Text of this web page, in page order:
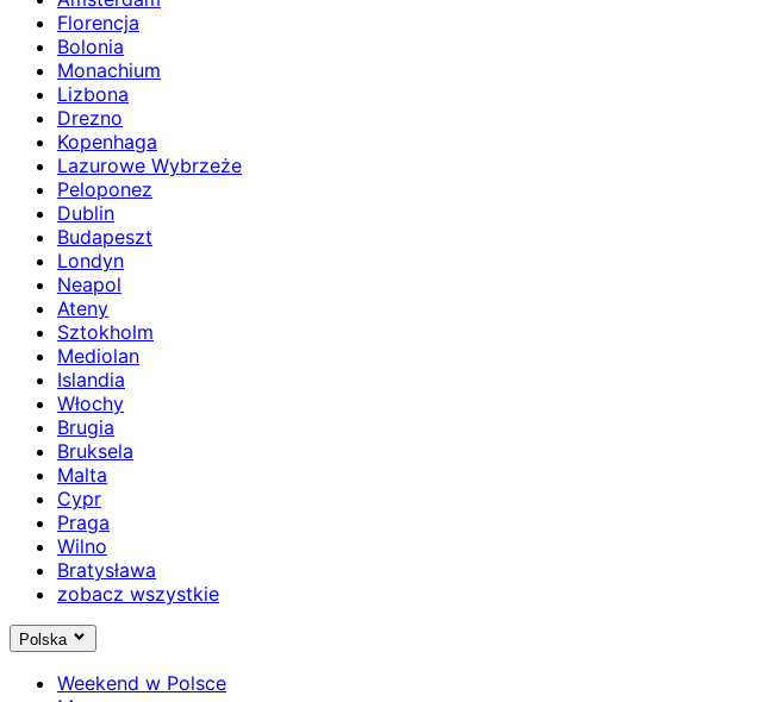
Florencja
Bolonia
Monachium
Lizbona
Drezno
Kopenhaga
Lazurowe Wybrzeże
Peloponez
Dublin
Budapeszt
Londyn
Neapol
Ateny
Sztokholm
Mediolan
Islandia
Włochy
Brugia
Bruksela
Malta
Cypr
Praga
Wilno
Bratysława
zobacz wszystkie
Polska
Weekend w Polsce